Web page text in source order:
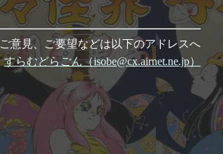
ご意見、ご要望などは以下のアドレスへ
すらむどらごん（isobe@cx.airnet.ne.jp）